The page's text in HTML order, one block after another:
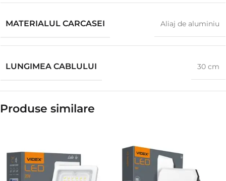
MATERIALUL CARCASEI Aliaj de aluminiu
LUNGIMEA CABLULUI 30 cm
Produse similare​